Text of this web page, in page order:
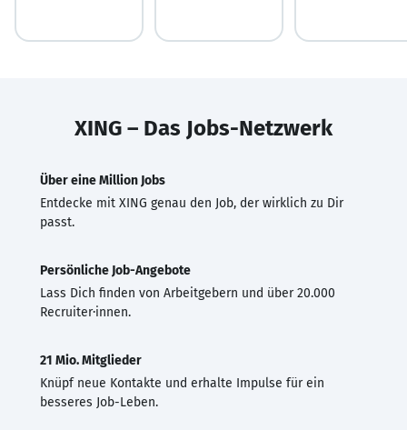
XING – Das Jobs-Netzwerk
Über eine Million Jobs
Entdecke mit XING genau den Job, der wirklich zu Dir
passt.
Persönliche Job-Angebote
Lass Dich finden von Arbeitgebern und über 20.000
Recruiter·innen.
21 Mio. Mitglieder
Knüpf neue Kontakte und erhalte Impulse für ein
besseres Job-Leben.